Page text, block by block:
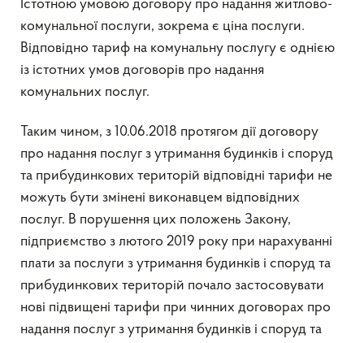
Істотною умовою договору про надання житлово-
комунальної послуги, зокрема є ціна послуги.
Відповідно тариф на комунальну послугу є однією
із істотних умов договорів про надання
комунальних послуг.
Таким чином, з 10.06.2018 протягом дії договору
про надання послуг з утримання будинків і споруд
та прибудинкових територій відповідні тарифи не
можуть бути змінені виконавцем відповідних
послуг. В порушення цих положень Закону,
підприємство з лютого 2019 року при нарахуванні
плати за послуги з утримання будинків і споруд та
прибудинкових територій почало застосовувати
нові підвищені тарифи при чинних договорах про
надання послуг з утримання будинків і споруд та